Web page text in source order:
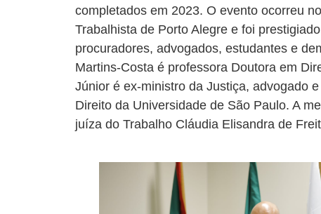
completados em 2023. O evento ocorreu
Trabalhista de Porto Alegre e foi
procuradores, advogados, estudantes e
Martins-Costa é professora Doutora em
Júnior é ex-ministro da Justiça, advogado
Direito da Universidade de São Paulo. A
juíza do Trabalho Cláudia Elisandra de